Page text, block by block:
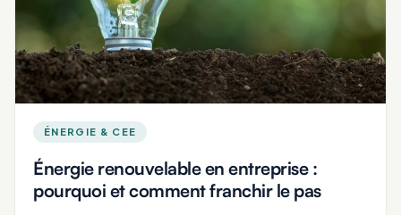
ÉNERGIE & CEE
Énergie renouvelable en entreprise :
pourquoi et comment franchir le pas